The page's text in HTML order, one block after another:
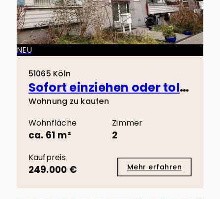
NEU
51065 Köln
Sofort einziehen oder tolle Kapitalanlage! 3 Minuten zu Fuß zum Wiener Platz!
Wohnung zu kaufen
Wohnfläche
ca. 61 m²
Zimmer
2
Kaufpreis
249.000 € Mehr erfahren